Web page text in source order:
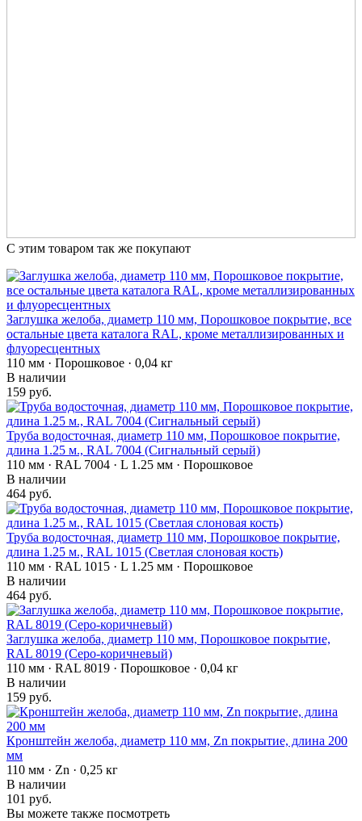
С этим товаром так же покупают
Заглушка желоба, диаметр 110 мм, Порошковое покрытие, все
остальные цвета каталога RAL, кроме металлизированных и
флуоресцентных
110 мм · Порошковое · 0,04 кг
В наличии
159 руб.
Труба водосточная, диаметр 110 мм, Порошковое покрытие,
длина 1.25 м., RAL 7004 (Сигнальный серый)
110 мм · RAL 7004 · L 1.25 мм · Порошковое
В наличии
464 руб.
Труба водосточная, диаметр 110 мм, Порошковое покрытие,
длина 1.25 м., RAL 1015 (Светлая слоновая кость)
110 мм · RAL 1015 · L 1.25 мм · Порошковое
В наличии
464 руб.
Заглушка желоба, диаметр 110 мм, Порошковое покрытие,
RAL 8019 (Серо-коричневый)
110 мм · RAL 8019 · Порошковое · 0,04 кг
В наличии
159 руб.
Кронштейн желоба, диаметр 110 мм, Zn покрытие, длина 200
мм
110 мм · Zn · 0,25 кг
В наличии
101 руб.
Вы можете также посмотреть